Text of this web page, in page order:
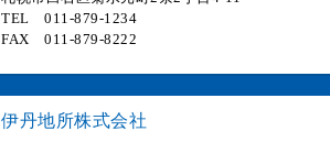
TEL 011-879-1234
FAX 011-879-8222
伊丹地所株式会社